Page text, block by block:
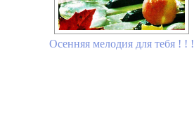
Осенняя мелодия для тебя ! ! !